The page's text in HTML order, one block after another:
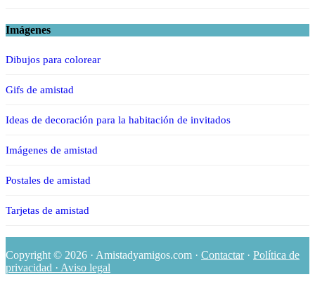
Imágenes
Dibujos para colorear
Gifs de amistad
Ideas de decoración para la habitación de invitados
Imágenes de amistad
Postales de amistad
Tarjetas de amistad
Copyright © 2026 · Amistadyamigos.com · Contactar· Política de
privacidad · Aviso legal